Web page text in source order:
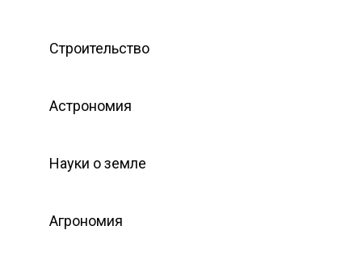
Строительство
Астрономия
Науки о земле
Агрономия